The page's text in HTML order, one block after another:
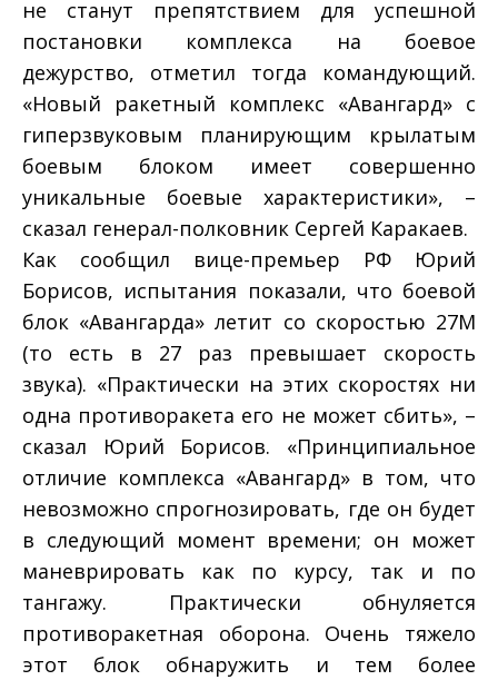
не станут препятствием для успешной
постановки комплекса на боевое
дежурство, отметил тогда командующий.
«Новый ракетный комплекс «Авангард» с
гиперзвуковым планирующим крылатым
боевым блоком имеет совершенно
уникальные боевые характеристики», –
сказал генерал-полковник Сергей Каракаев.
Как сообщил вице-премьер РФ Юрий
Борисов, испытания показали, что боевой
блок «Авангарда» летит со скоростью 27М
(то есть в 27 раз превышает скорость
звука). «Практически на этих скоростях ни
одна противоракета его не может сбить», –
сказал Юрий Борисов. «Принципиальное
отличие комплекса «Авангард» в том, что
невозможно спрогнозировать, где он будет
в следующий момент времени; он может
маневрировать как по курсу, так и по
тангажу. Практически обнуляется
противоракетная оборона. Очень тяжело
этот блок обнаружить и тем более